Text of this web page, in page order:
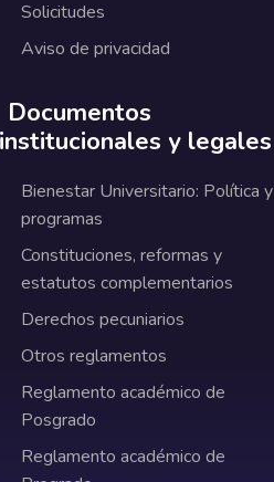
Solicitudes
Aviso de privacidad
Documentos
institucionales y legales
Bienestar Universitario: Política y
programas
Constituciones, reformas y
estatutos complementarios
Derechos pecuniarios
Otros reglamentos
Reglamento académico de
Posgrado
Reglamento académico de